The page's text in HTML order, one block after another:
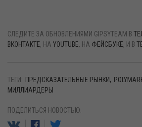
СЛЕДИТЕ ЗА ОБНОВЛЕНИЯМИ GIPSYTEAM В
ВКОНТАКТЕ, НА YOUTUBE, НА ФЕЙСБУКЕ, И В
ТЕГИ: ПРЕДСКАЗАТЕЛЬНЫЕ РЫНКИ
МИЛЛИАРДЕРЫ
ПОДЕЛИТЬСЯ НОВОСТЬЮ: